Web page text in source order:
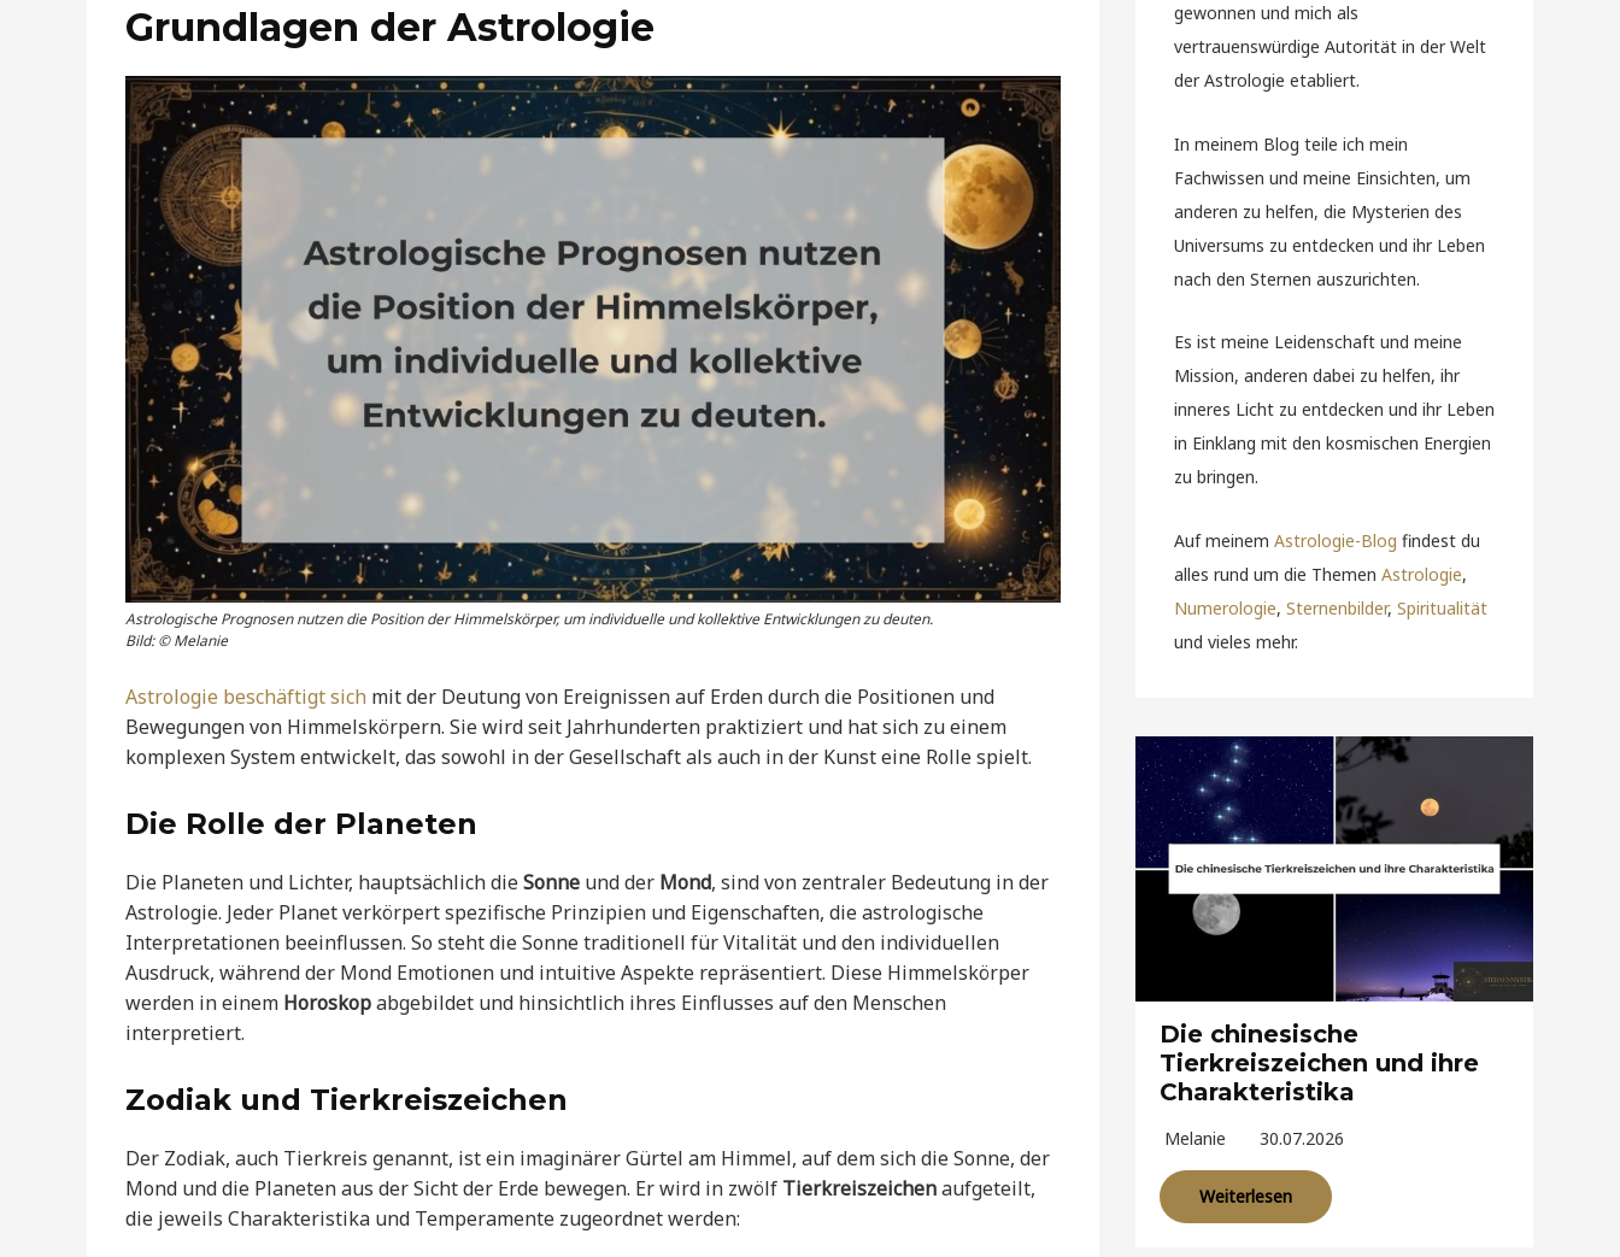
Grundlagen der Astrologie
Astrologische Prognosen nutzen die Position der Himmelskörper, um individuelle und kollektive Entwicklungen zu deuten.
Bild: © Melanie
Astrologie beschäftigt sich mit der Deutung von Ereignissen auf Erden durch die Positionen und
Bewegungen von Himmelskörpern. Sie wird seit Jahrhunderten praktiziert und hat sich zu einem
komplexen System entwickelt, das sowohl in der Gesellschaft als auch in der Kunst eine Rolle spielt.
Die Rolle der Planeten
Die Planeten und Lichter, hauptsächlich dieSonne und der Mond, sind von zentraler Bedeutung in der
Astrologie. Jeder Planet verkörpert spezifische Prinzipien und Eigenschaften, die astrologische
Interpretationen beeinflussen. So steht die Sonne traditionell für Vitalität und den individuellen
Ausdruck, während der Mond Emotionen und intuitive Aspekte repräsentiert. Diese Himmelskörper
werden in einem Horoskopabgebildet und hinsichtlich ihres Einflusses auf den Menschen
interpretiert.
Zodiak und Tierkreiszeichen
Der Zodiak, auch Tierkreis genannt, ist ein imaginärer Gürtel am Himmel, auf dem sich die Sonne, der
Mond und die Planeten aus der Sicht der Erde bewegen. Er wird in zwölf Tierkreiszeichenaufgeteilt,
die jeweils Charakteristika und Temperamente zugeordnet werden:
gewonnen und mich als
vertrauenswürdige Autorität in der Welt
der Astrologie etabliert.
In meinem Blog teile ich mein
Fachwissen und meine Einsichten, um
anderen zu helfen, die Mysterien des
Universums zu entdecken und ihr Leben
nach den Sternen auszurichten.
Es ist meine Leidenschaft und meine
Mission, anderen dabei zu helfen, ihr
inneres Licht zu entdecken und ihr Leben
in Einklang mit den kosmischen Energien
zu bringen.
Auf meinem Astrologie-Blog findest du
alles rund um die Themen Astrologie,
Numerologie, Sternenbilder, Spiritualität
und vieles mehr.
Die chinesische
Tierkreiszeichen und ihre
Charakteristika
Melanie 30.07.2026
Weiterlesen